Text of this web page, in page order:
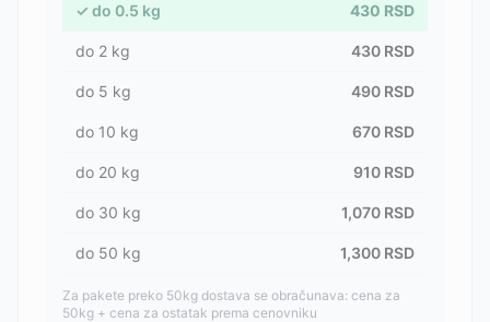
✓ do 0.5 kg 430 RSD
do 2 kg 430 RSD
do 5 kg 490 RSD
do 10 kg 670 RSD
do 20 kg 910 RSD
do 30 kg 1,070 RSD
do 50 kg 1,300 RSD
Za pakete preko 50kg dostava se obračunava: cena za
50kg + cena za ostatak prema cenovniku